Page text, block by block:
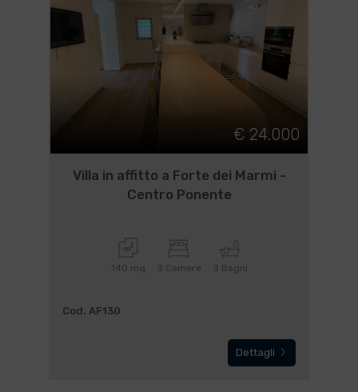
€ 24.000
Villa in affitto a Forte dei Marmi -
Centro Ponente
140 mq 3 Camere 3 Bagni
Cod. AF130
Dettagli